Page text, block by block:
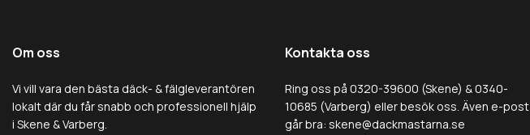
Om oss
Vi vill vara den bästa däck- & fälgleverantören
lokalt där du får snabb och professionell hjälp
i Skene & Varberg.
Kontakta oss
Ring oss på 0320-39600 (Skene) & 0340-
10685 (Varberg) eller besök oss. Även e-post
går bra: skene@dackmastarna.se